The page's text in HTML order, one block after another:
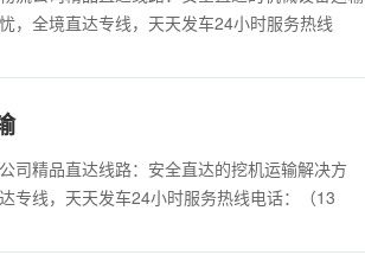
，全境直达专线，天天发车24小时服务热线
司精品直达线路：安全直达的挖机运输解决方
专线，天天发车24小时服务热线电话：（13